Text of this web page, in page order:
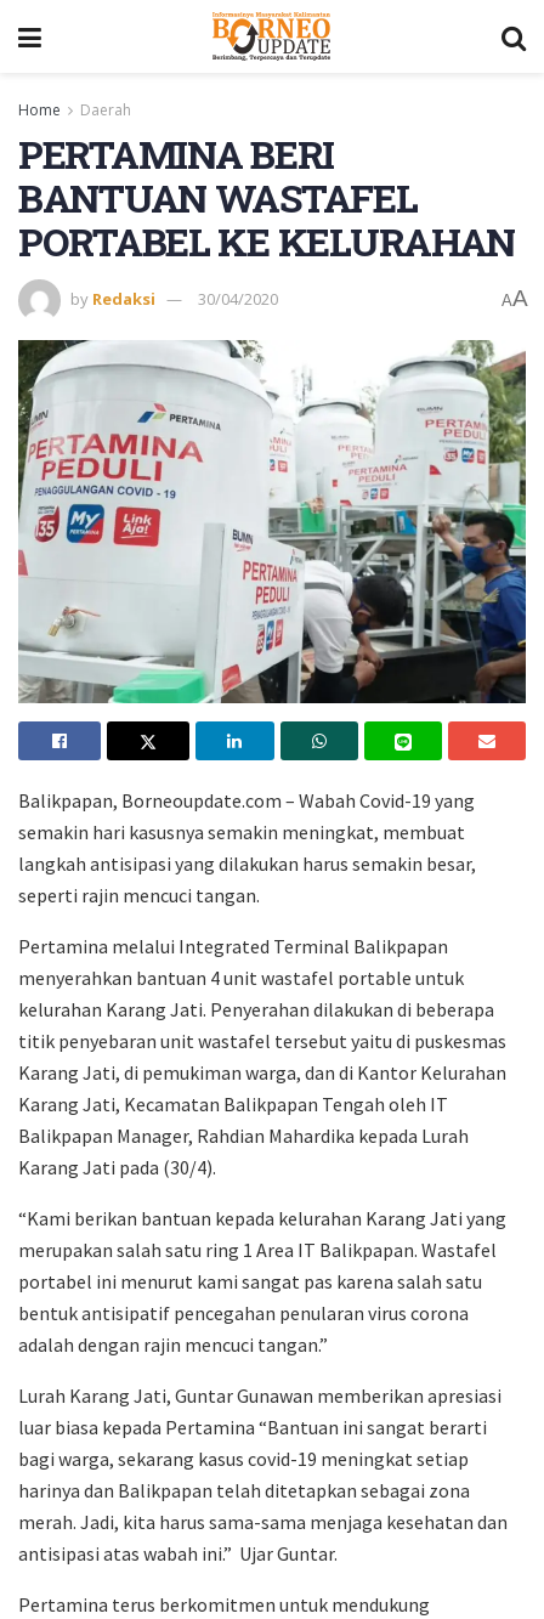
Home Daerah
PERTAMINA BERI
BANTUAN WASTAFEL
PORTABEL KE KELURAHAN
by Redaksi 30/04/2020 AA
Balikpapan, Borneoupdate.com – Wabah Covid-19 yang
semakin hari kasusnya semakin meningkat, membuat
langkah antisipasi yang dilakukan harus semakin besar,
seperti rajin mencuci tangan.
Pertamina melalui Integrated Terminal Balikpapan
menyerahkan bantuan 4 unit wastafel portable untuk
kelurahan Karang Jati. Penyerahan dilakukan di beberapa
titik penyebaran unit wastafel tersebut yaitu di puskesmas
Karang Jati, di pemukiman warga, dan di Kantor Kelurahan
Karang Jati, Kecamatan Balikpapan Tengah oleh IT
Balikpapan Manager, Rahdian Mahardika kepada Lurah
Karang Jati pada (30/4).
“Kami berikan bantuan kepada kelurahan Karang Jati yang
merupakan salah satu ring 1 Area IT Balikpapan. Wastafel
portabel ini menurut kami sangat pas karena salah satu
bentuk antisipatif pencegahan penularan virus corona
adalah dengan rajin mencuci tangan.”
Lurah Karang Jati, Guntar Gunawan memberikan apresiasi
luar biasa kepada Pertamina “Bantuan ini sangat berarti
bagi warga, sekarang kasus covid-19 meningkat setiap
harinya dan Balikpapan telah ditetapkan sebagai zona
merah. Jadi, kita harus sama-sama menjaga kesehatan dan
antisipasi atas wabah ini.” Ujar Guntar.
Pertamina terus berkomitmen untuk mendukung